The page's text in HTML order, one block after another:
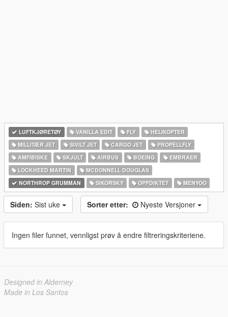
LUFTKJØRETØY VANILLA EDIT FLY
HELIKOPTER
MILLITÆR JET
SIVILT JET CARGO JET
PROPELLFLY
AMFIBISKE
SKJULT AIRBUS BOEING
EMBRAER
LOCKHEED MARTIN
MCDONNELL DOUGLAS
NORTHROP GRUMMAN
SIKORSKY OPPDIKTET MENYOO
Siden: Sist uke Sorter etter: Nyeste Versjoner
Ingen filer funnet, vennligst prøv å endre filtreringskriteriene.
Designed in Alderney
Made in Los Santos